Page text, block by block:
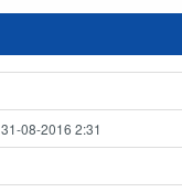
31-08-2016 2:31